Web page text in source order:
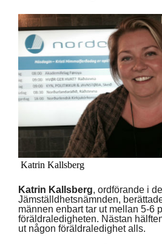
Katrin Kallsberg
Katrin Kallsberg, ordförande i
Jämställdhetsnämnden,
männen enbart tar ut mellan 5-6
föräldraledigheten. Nästan
ut någon föräldraledighet alls.